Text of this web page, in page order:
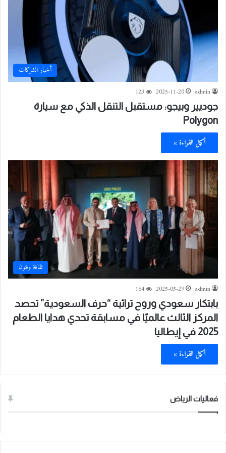
أخبار الشركات
admin
2025-11-20
123
جوديير وبيجو: مستقبل التنقل الذكي مع سيارة
Polygon
أكمل القراءة »
ثقافة وفنون
admin
2025-05-29
164
بابتكار سعودي وروح تراثية “حرف السعودية” تحصد
المركز الثالث عالميًا في مسابقة تحدي هدايا الطعام
2025 في إيطاليا
أكمل القراءة »
فعاليات الرياض